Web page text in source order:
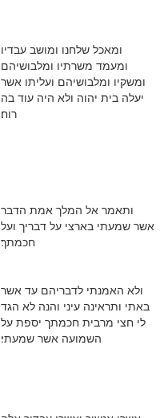
ומאכל שלחנו ומושב עבדיו
ומעמד משרתיו ומלבושיהם
ומשקיו ומלבושיהם ועליתו אשר
יעלה בית יהוה ולא היה עוד בה
רוח׃
ותאמר אל המלך אמת הדבר
אשר שמעתי בארצי על דבריך ועל
חכמתך׃
ולא האמנתי לדבריהם עד אשר
באתי ותראינה עיני והנה לא הגד
לי חצי מרבית חכמתך יספת על
השמועה אשר שמעתי׃